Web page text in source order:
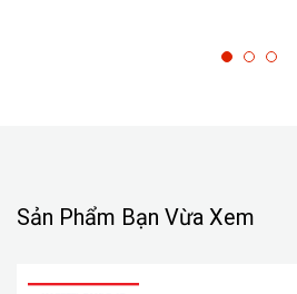
Sản Phẩm Bạn Vừa Xem